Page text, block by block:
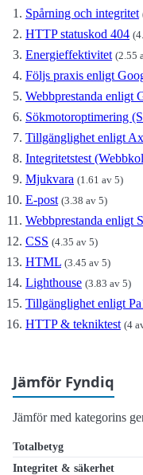
Spårning och integritet
HTTP statuskod 404
Energieffektivitet (2.55
Följs praxis enligt
Webbprestanda enligt
Sökmotoroptimering
Tillgänglighet enligt
Integritetstest
Mjukvara (1.61 av 5)
E-post (3.38 av 5)
Webbprestanda enligt
CSS (4.35 av 5)
HTML (3.45 av 5)
Lighthouse (3.83 av 5)
Tillgänglighet enligt
HTTP & tekniktest (4
Jämför Fyndiq
Jämför med kategorins
Totalbetyg
Integritet & säkerhet